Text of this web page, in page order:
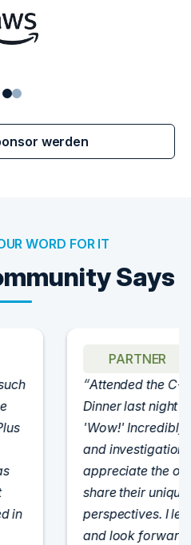
werden
WORD FOR IT
Says
International CISO
sum it up in one word,
moderated discussion
viewpoints. I
of all the attendees to
and
a lot, had a ton of fun,
events like this.